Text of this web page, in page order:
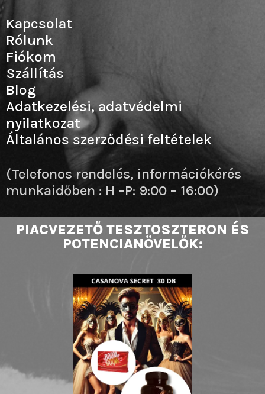
PIACVEZETŐ TESZTOSZTERON ÉS
POTENCIANÖVELŐK:
Kapcsolat
Rólunk
Fiókom
Szállítás
Blog
Adatkezelési, adatvédelmi
nyilatkozat
Általános szerződési feltételek
(Telefonos rendelés, információkérés
munkaidőben : H –P: 9:00 – 16:00)